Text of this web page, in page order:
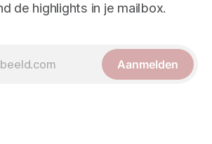
de highlights in je mailbox.
Aanmelden